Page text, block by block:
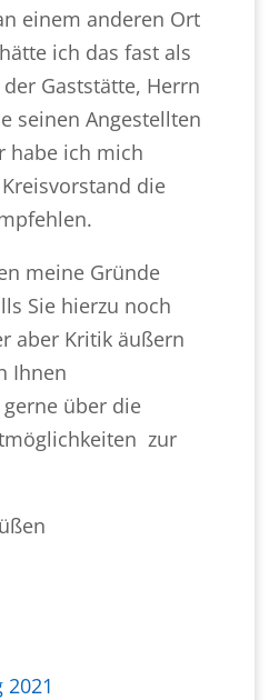
einem anderen Ort
ich das fast als
Gaststätte, Herrn
seinen Angestellten
habe ich mich
die
meine Gründe
Sie hierzu noch
aber Kritik äußern
Ihnen
über die
zur